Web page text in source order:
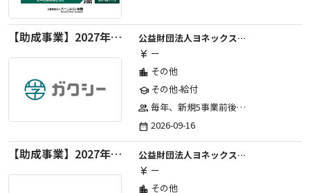
【助成事業】2027年度中学校部活動の地域展開推進に関する助成金
公益財団法人ヨネックススポーツ振興財団
currency_yen ー
location_city その他
schoolその他-給付
group 毎年、新規5事業前後への助成金交付を予定とし、初年度5事業、2年目合計10事業前後、3年目合計15事業前後、4年目以降は15事業前後にて実施する。 2025年度採択実績：5事業、2026年度採択実績：5事業
date_range 2026-09-16
【助成事業】2027年度（通年）国際交流普及事業に関する助成金
公益財団法人ヨネックススポーツ振興財団
currency_yen ー
location_city その他